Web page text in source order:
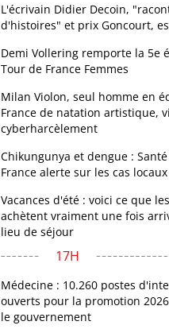
L'écrivain Didier Decoin,
d'histoires" et prix Goncourt,
Demi Vollering remporte la 5e
Tour de France Femmes
Milan Violon, seul homme en
France de natation artistique,
cyberharcèlement
Chikungunya et dengue :
France alerte sur les cas locaux
Vacances d'été : voici ce que
achètent vraiment une fois
lieu de séjour
17H
Médecine : 10.260 postes
ouverts pour la promotion
le gouvernement